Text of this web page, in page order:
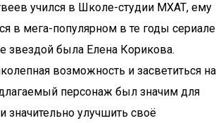
учился в Школе-студии МХАТ, ему
в мега-популярном в те годы сериале
звездой была Елена Корикова.
возможность и засветиться на
персонаж был значим для
значительно улучшить своё